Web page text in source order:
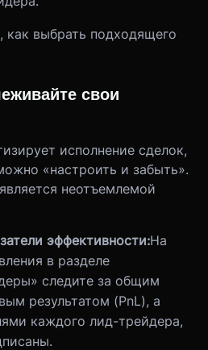
как выбрать подходящего
свои
исполнение сделок,
«настроить и забыть».
неотъемлемой
эффективности:На
в разделе
следите за общим
результатом (PnL), а
каждого лид-трейдера,